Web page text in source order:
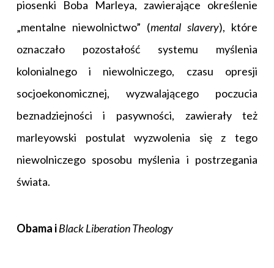
piosenki Boba Marleya, zawierające określenie
„mentalne niewolnictwo” (mental slavery), które
oznaczało pozostałość systemu myślenia
kolonialnego i niewolniczego, czasu opresji
socjoekonomicznej, wyzwalającego poczucia
beznadziejności i pasywności, zawierały też
marleyowski postulat wyzwolenia się z tego
niewolniczego sposobu myślenia i postrzegania
świata.
Obama iBlack Liberation Theology